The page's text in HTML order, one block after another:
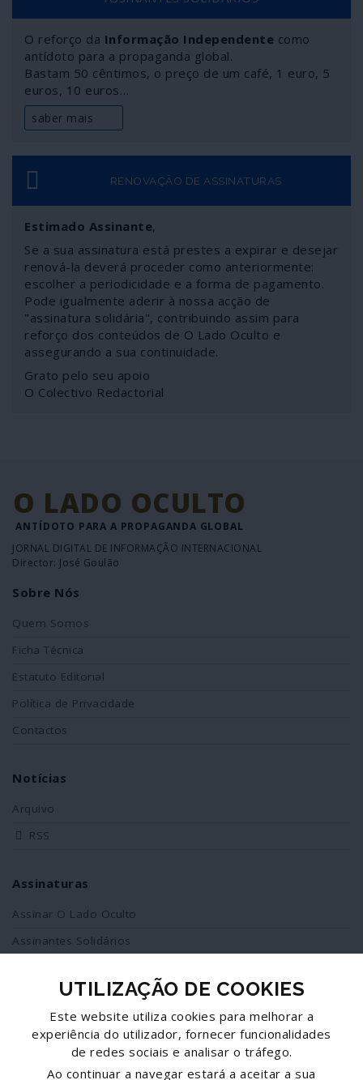
O reforço da Informação Independente como
antídoto para a propaganda global.
Bastam 50 cêntimos, o preço de um café, 1 euro, 5
euros, 10 euros…
saber mais
RENOVAÇÃO DE ASSINATURAS
Estimado Assinante,
Se a sua assinatura está prestes a expirar e desejar
renová-la deverá proceder como anteriormente:
escolher a periodicidade e a forma de pagamento.
Pode igualmente aderir à nossa acção de
"assinatura solidária", contribuindo assim para
reforço dos conteúdos de O Lado Oculto e
assegurando a sua continuidade.
Grato pelo seu apoio
O Colectivo Redactorial
O LADO OCULTO
ANTÍDOTO PARA A PROPAGANDA GLOBAL
JORNAL DIGITAL DE INFORMAÇÃO INTERNACIONAL
Director: José Goulão
Sobre Nós
Quem Somos
Ficha Técnica
Estatuto Editorial
Política de Privacidade
Contactos
Notícias
Arquivo
RSS
Assinaturas
Assinar O Lado Oculto
Assinantes Solidários
Redes Sociais
Siga-nos no facebook
UTILIZAÇÃO DE COOKIES
Este website utiliza cookies para melhorar a
experiência do utilizador, fornecer funcionalidades
de redes sociais e analisar o tráfego.
Ao continuar a navegar estará a aceitar a sua